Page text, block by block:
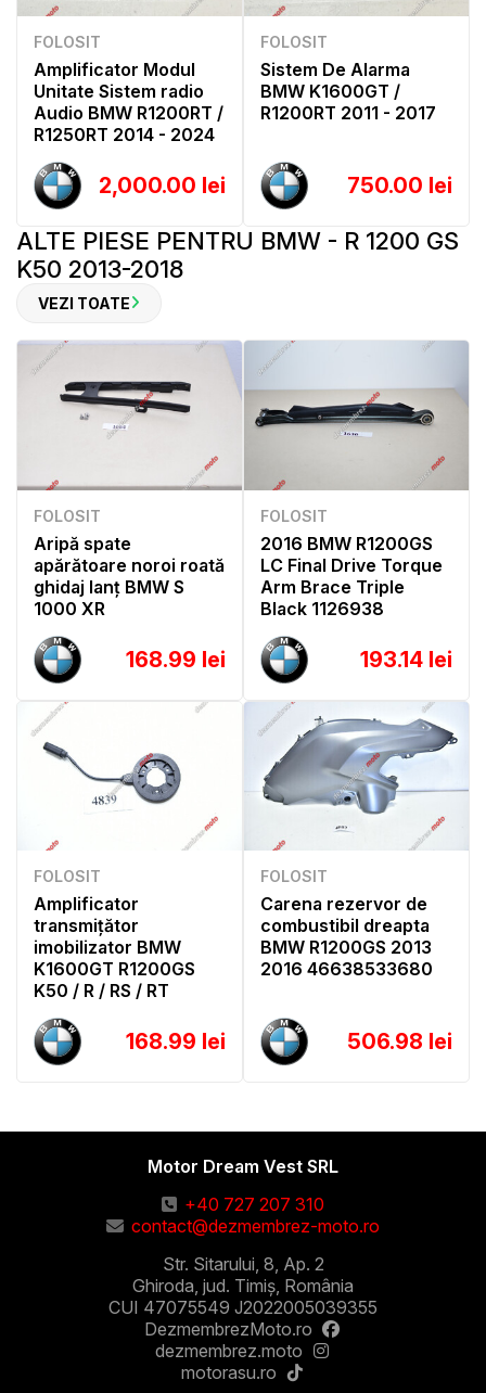
FOLOSIT
Amplificator Modul
Unitate Sistem radio
Audio BMW R1200RT /
R1250RT 2014 - 2024
2,000.00 lei
FOLOSIT
Sistem De Alarma
BMW K1600GT /
R1200RT 2011 - 2017
750.00 lei
ALTE PIESE PENTRU BMW - R 1200 GS
K50 2013-2018
VEZI TOATE
FOLOSIT
Aripă spate
apărătoare noroi roată
ghidaj lanț BMW S
1000 XR
168.99 lei
FOLOSIT
2016 BMW R1200GS
LC Final Drive Torque
Arm Brace Triple
Black 1126938
193.14 lei
FOLOSIT
Amplificator
transmițător
imobilizator BMW
K1600GT R1200GS
K50 / R / RS / RT
168.99 lei
FOLOSIT
Carena rezervor de
combustibil dreapta
BMW R1200GS 2013
2016 46638533680
506.98 lei
Motor Dream Vest SRL
+40 727 207 310
contact@dezmembrez-moto.ro
Str. Sitarului, 8, Ap. 2
Ghiroda, jud. Timiș, România
CUI 47075549 J2022005039355
DezmembrezMoto.ro
dezmembrez.moto
motorasu.ro